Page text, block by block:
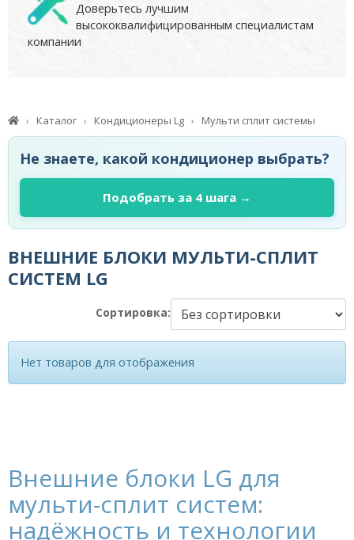
Доверьтесь лучшим
высококвалифицированным специалистам
компании
Каталог Кондиционеры Lg Мульти сплит системы
Не знаете, какой кондиционер выбрать?
Подобрать за 4 шага →
ВНЕШНИЕ БЛОКИ МУЛЬТИ-СПЛИТ
СИСТЕМ LG
Сортировка:
Нет товаров для отображения
Внешние блоки LG для
мульти-сплит систем:
надёжность и технологии